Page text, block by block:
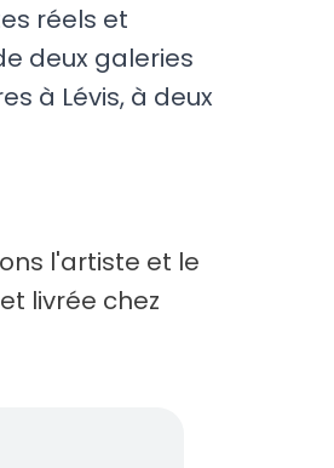
réels et
deux galeries
à Lévis, à deux
l'artiste et le
livrée chez